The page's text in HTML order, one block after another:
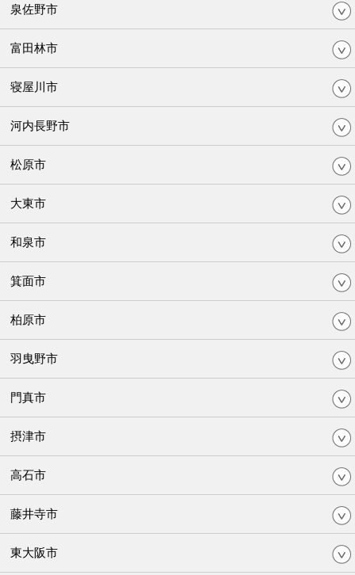
泉佐野市
富田林市
寝屋川市
河内長野市
松原市
大東市
和泉市
箕面市
柏原市
羽曳野市
門真市
摂津市
高石市
藤井寺市
東大阪市